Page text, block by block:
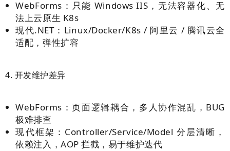
WebForms：只能 Windows IIS，无法容器化、无
法上云原生 K8s
现代.NET：Linux/Docker/K8s / 阿里云 / 腾讯云全
适配，弹性扩容
4. 开发维护差异
WebForms：页面逻辑耦合，多人协作混乱，BUG
极难排查
现代框架：Controller/Service/Model 分层清晰，
依赖注入，AOP 拦截，易于维护迭代